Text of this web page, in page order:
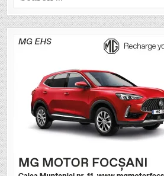
for: